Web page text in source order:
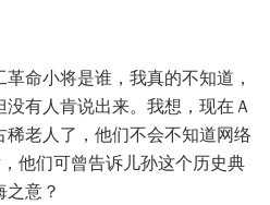
命小将是谁，我真的不知道，
没有人肯说出来。我想，现在Ａ
稀老人了，他们不会不知道网络
，他们可曾告诉儿孙这个历史典
之意？